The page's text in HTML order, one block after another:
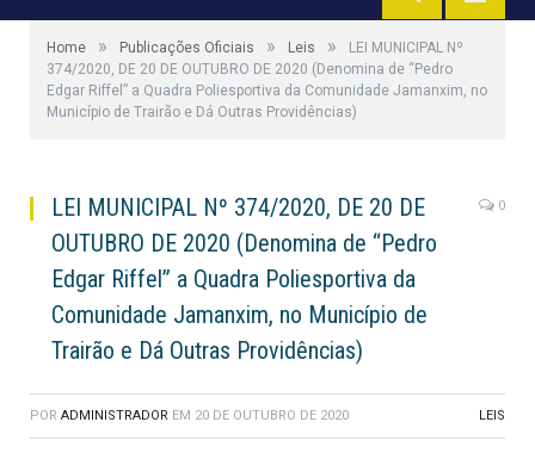
Home » Publicações Oficiais » Leis »
LEI MUNICIPAL Nº
374/2020, DE 20 DE OUTUBRO DE 2020 (Denomina de “Pedro
Edgar Riffel” a Quadra Poliesportiva da Comunidade Jamanxim, no
Município de Trairão e Dá Outras Providências)
LEI MUNICIPAL Nº 374/2020, DE 20 DE
OUTUBRO DE 2020 (Denomina de “Pedro
Edgar Riffel” a Quadra Poliesportiva da
Comunidade Jamanxim, no Município de
Trairão e Dá Outras Providências)
0
POR ADMINISTRADOR EM 20 DE OUTUBRO DE 2020 LEIS